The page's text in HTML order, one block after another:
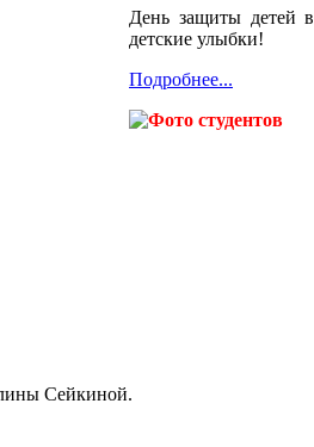
День защиты детей
детские улыбки!
Подробнее...
Сейкиной.